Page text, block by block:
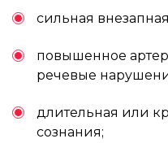
сильная
повышенное
речевые
длительная или
сознания;